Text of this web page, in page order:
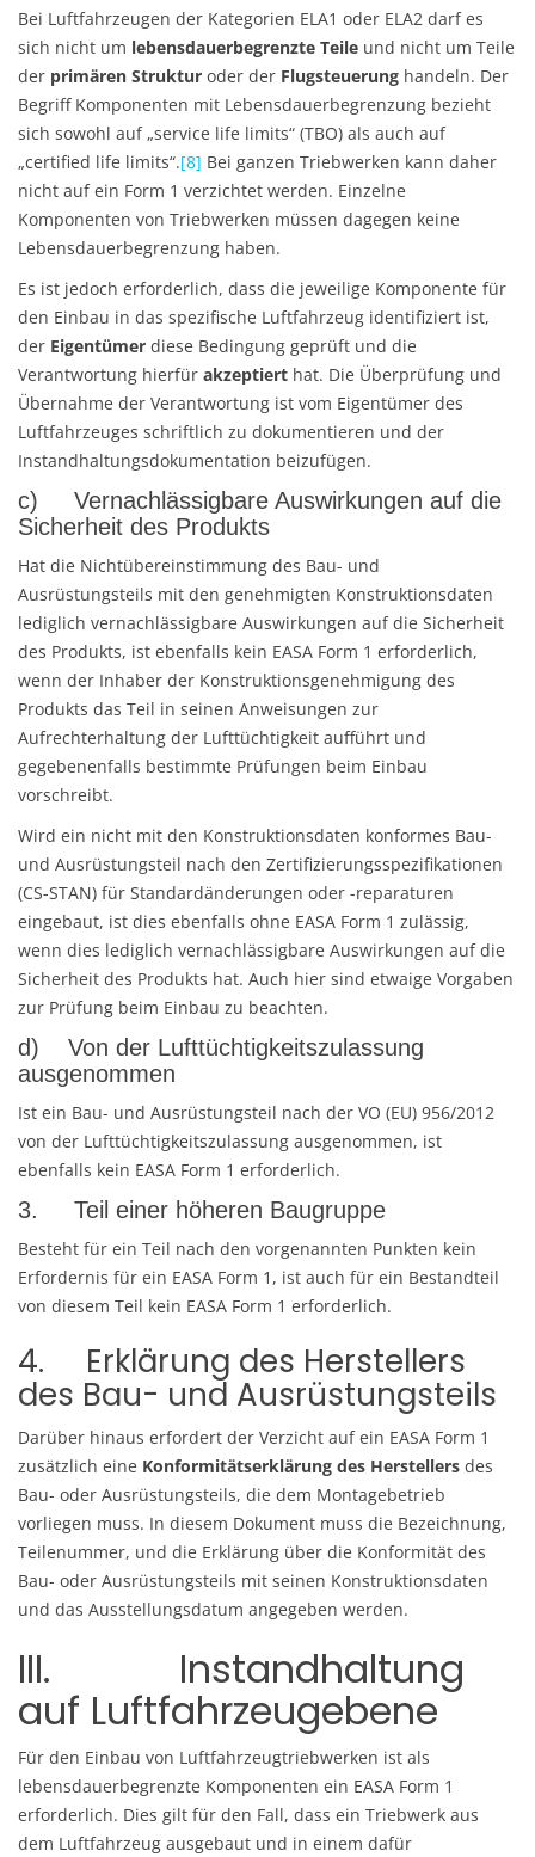
Bei Luftfahrzeugen der Kategorien ELA1 oder ELA2 darf es
sich nicht um lebensdauerbegrenzte Teile und nicht um Teile
der primären Struktur oder der Flugsteuerung handeln. Der
Begriff Komponenten mit Lebensdauerbegrenzung bezieht
sich sowohl auf „service life limits“ (TBO) als auch auf
„certified life limits“.[8] Bei ganzen Triebwerken kann daher
nicht auf ein Form 1 verzichtet werden. Einzelne
Komponenten von Triebwerken müssen dagegen keine
Lebensdauerbegrenzung haben.
Es ist jedoch erforderlich, dass die jeweilige Komponente für
den Einbau in das spezifische Luftfahrzeug identifiziert ist,
der Eigentümer diese Bedingung geprüft und die
Verantwortung hierfür akzeptiert hat. Die Überprüfung und
Übernahme der Verantwortung ist vom Eigentümer des
Luftfahrzeuges schriftlich zu dokumentieren und der
Instandhaltungsdokumentation beizufügen.
c) Vernachlässigbare Auswirkungen auf die
Sicherheit des Produkts
Hat die Nichtübereinstimmung des Bau- und
Ausrüstungsteils mit den genehmigten Konstruktionsdaten
lediglich vernachlässigbare Auswirkungen auf die Sicherheit
des Produkts, ist ebenfalls kein EASA Form 1 erforderlich,
wenn der Inhaber der Konstruktionsgenehmigung des
Produkts das Teil in seinen Anweisungen zur
Aufrechterhaltung der Lufttüchtigkeit aufführt und
gegebenenfalls bestimmte Prüfungen beim Einbau
vorschreibt.
Wird ein nicht mit den Konstruktionsdaten konformes Bau-
und Ausrüstungsteil nach den Zertifizierungsspezifikationen
(CS-STAN) für Standardänderungen oder -reparaturen
eingebaut, ist dies ebenfalls ohne EASA Form 1 zulässig,
wenn dies lediglich vernachlässigbare Auswirkungen auf die
Sicherheit des Produkts hat. Auch hier sind etwaige Vorgaben
zur Prüfung beim Einbau zu beachten.
d) Von der Lufttüchtigkeitszulassung
ausgenommen
Ist ein Bau- und Ausrüstungsteil nach der VO (EU) 956/2012
von der Lufttüchtigkeitszulassung ausgenommen, ist
ebenfalls kein EASA Form 1 erforderlich.
3. Teil einer höheren Baugruppe
Besteht für ein Teil nach den vorgenannten Punkten kein
Erfordernis für ein EASA Form 1, ist auch für ein Bestandteil
von diesem Teil kein EASA Form 1 erforderlich.
4. Erklärung des Herstellers
des Bau- und Ausrüstungsteils
Darüber hinaus erfordert der Verzicht auf ein EASA Form 1
zusätzlich eine Konformitätserklärung des Herstellers des
Bau- oder Ausrüstungsteils, die dem Montagebetrieb
vorliegen muss. In diesem Dokument muss die Bezeichnung,
Teilenummer, und die Erklärung über die Konformität des
Bau- oder Ausrüstungsteils mit seinen Konstruktionsdaten
und das Ausstellungsdatum angegeben werden.
III. Instandhaltung
auf Luftfahrzeugebene
Für den Einbau von Luftfahrzeugtriebwerken ist als
lebensdauerbegrenzte Komponenten ein EASA Form 1
erforderlich. Dies gilt für den Fall, dass ein Triebwerk aus
dem Luftfahrzeug ausgebaut und in einem dafür